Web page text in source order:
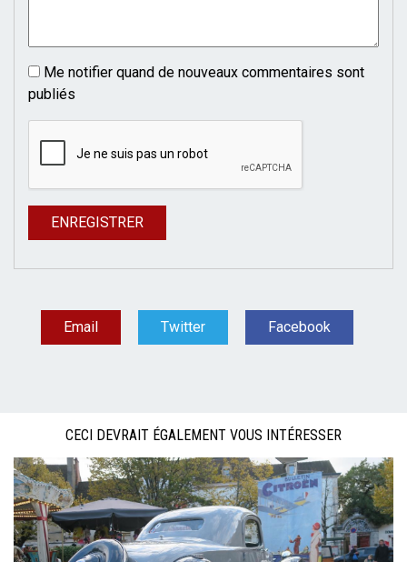
Me notifier quand de nouveaux commentaires sont
publiés
Email Twitter Facebook
CECI DEVRAIT ÉGALEMENT VOUS INTÉRESSER